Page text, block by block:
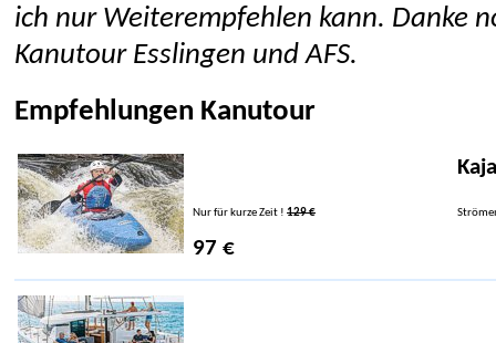
ich nur Weiterempfehlen kann. Danke
Kanutour Esslingen und AFS.
Empfehlungen Kanutour
Nur für kurze Zeit ! 129 €
97 €